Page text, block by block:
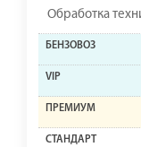
Обработка